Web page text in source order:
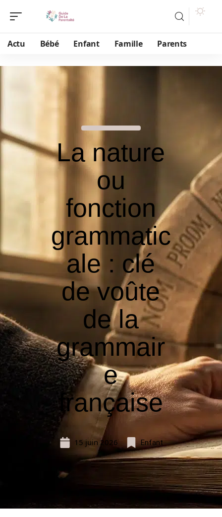
Actu Bébé Enfant Famille Parents
La nature
ou
fonction
grammatic
ale : clé
de voûte
de la
grammair
e
française
15 juin 2026 Enfant